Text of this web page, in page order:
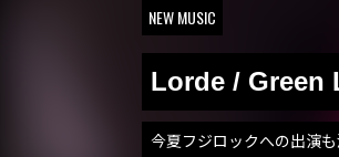
NEW MUSIC
Lorde / Green
今夏フジロックへの出演